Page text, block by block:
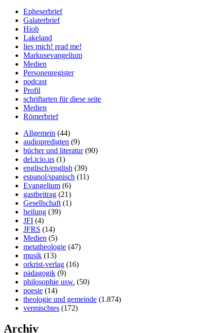
Epheserbrief
Galaterbrief
Hiob
Lakeland
lies mich! read me!
Markusevangelium
Medien
Personenregister
podcast
Profil
schriftarten für diese seite
Medien
Römerbrief
Allgemein (44)
audiopredigten (9)
bücher und literatur(90)
del.icio.us (1)
englisch/english (39)
espanol/spanisch (11)
Evangelium (6)
gastbeitrag (21)
Gesellschaft (1)
heilung (39)
JFI (4)
JFRS (14)
Medien (5)
metatheologie (47)
musik (13)
orkrist-verlag (16)
pädagogik (9)
philosophie usw. (50)
poesie (14)
theologie und gemeinde (1.874)
vermischtes (172)
Archiv